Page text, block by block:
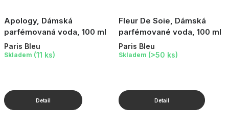
Apology, Dámská
parfémovaná voda, 100 ml
Paris Bleu
Skladem (11 ks)
Fleur De Soie, Dámská
parfémované voda, 100 ml
Paris Bleu
Skladem (>50 ks)